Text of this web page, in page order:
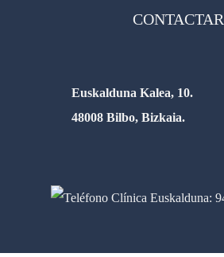
CONTACTAR
Euskalduna Kalea, 10.
48008 Bilbo, Bizkaia.